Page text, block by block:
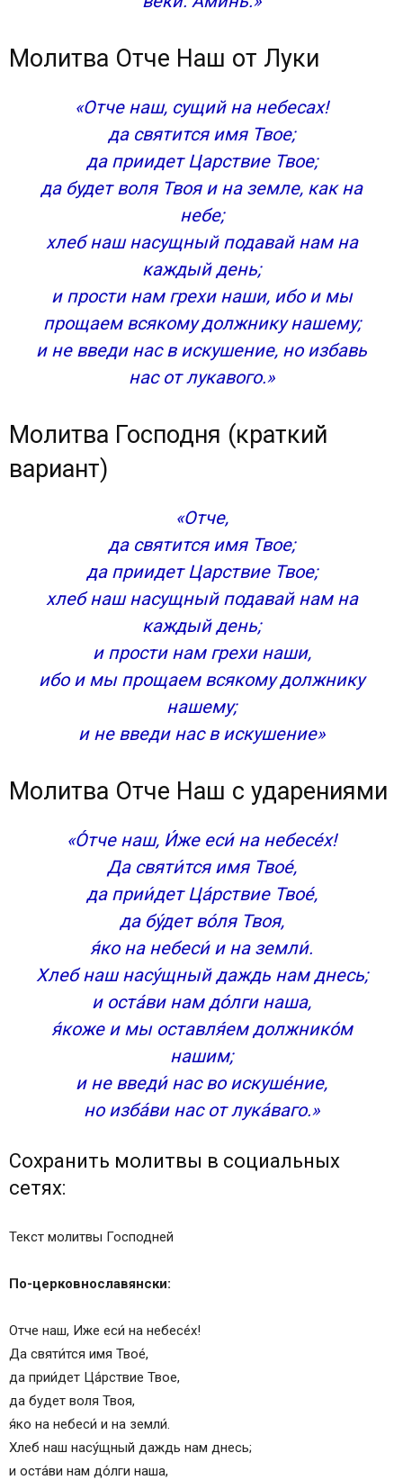
Молитва Отче Наш от Луки
«Отче наш, сущий на небесах!
да святится имя Твое;
да приидет Царствие Твое;
да будет воля Твоя и на земле, как на
небе;
хлеб наш насущный подавай нам на
каждый день;
и прости нам грехи наши, ибо и мы
прощаем всякому должнику нашему;
и не введи нас в искушение, но избавь
нас от лукавого.»
Молитва Господня (краткий
вариант)
«Отче,
да святится имя Твое;
да приидет Царствие Твое;
хлеб наш насущный подавай нам на
каждый день;
и прости нам грехи наши,
ибо и мы прощаем всякому должнику
нашему;
и не введи нас в искушение»
Молитва Отче Наш с ударениями
«О́тче наш, И́же еси́ на небесе́х!
Да святи́тся имя Твое́,
да прии́дет Ца́рствие Твое́,
да бу́дет во́ля Твоя,
я́ко на небеси́ и на земли́.
Хлеб наш насу́щный даждь нам днесь;
и оста́ви нам до́лги наша,
я́коже и мы оставля́ем должнико́м
нашим;
и не введи́ нас во искуше́ние,
но изба́ви нас от лука́ваго.»
Сохранить молитвы в социальных
сетях:
Текст молитвы Господней
По-церковнославянски:
Отче наш, Иже еси́ на небесе́х!
Да святи́тся имя Твое́,
да прии́дет Ца́рствие Твое,
да будет воля Твоя,
я́ко на небеси́ и на земли́.
Хлеб наш насу́щный даждь нам днесь;
и оста́ви нам до́лги наша,